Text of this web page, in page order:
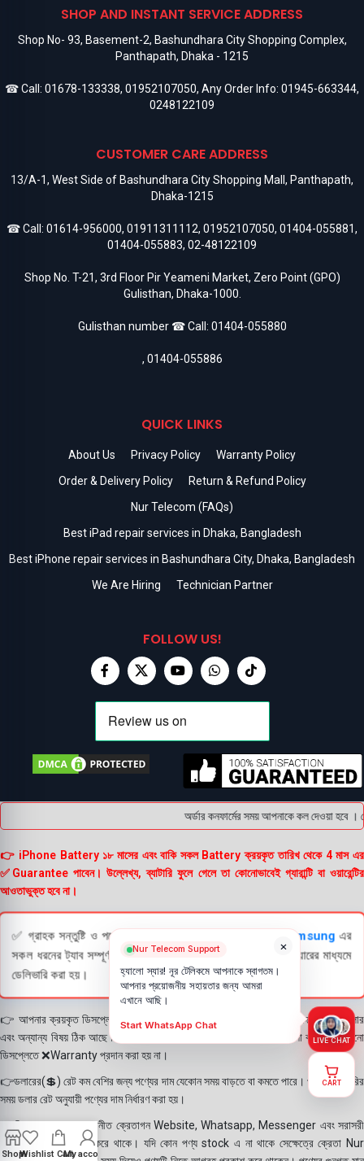
SHOP AND INSTANT SERVICE ADDRESS
Shop No- 93, Basement-2, Bashundhara City Shopping Complex,
Panthapath, Dhaka - 1215
☎ Call: 01678-133338, 01952107050, Any Order Info: 01945-663344,
0248122109
CUSTOMER CARE ADDRESS
13/A-1, West Side of Bashundhara City Shopping Mall, Panthapath,
Dhaka-1215
☎ Call: 01614-956000, 01911311112, 01952107050, 01404-055881,
01404-055883, 02-48122109
Shop No. T-21, 3rd Floor Pir Yeameni Market, Zero Point (GPO)
Gulisthan, Dhaka-1000.
Gulisthan number ☎ Call: 01404-055880
, 01404-055886
QUICK LINKS
About Us Privacy Policy
Warranty Policy
Order & Delivery Policy
Return & Refund Policy
Nur Telecom (FAQs)
Best iPad repair services in Dhaka, Bangladesh
Best iPhone repair services in Bashundhara City, Dhaka, Bangladesh
We Are Hiring
Technician Partner
FOLLOW US!
অর্ডার কনফার্মের সময় আপনাকে কল দেওয়া হবে
👉 iPhone Battery ১৮ মাসের এবং বাকি সকল Battery ক্রয়কৃত তারিখ থেকে 4 মাস এর
✅Guarantee পাবেন। উল্লেখ্য, ব্যাটারি ফুলে গেলে তা কোনোভাবেই গ্যারান্টি বা ওয়ারেন্টির
আওতাভুক্ত হবে না।
✅ গ্রাহক সন্তুষ্টি ও পণ্যের স্বচ্ছতা নিশ্চিত করতে Samsung এর
সকল ধরনের ট্যাব সম্পূর্ণরূপে যাচাই (Check) করার পরই বিক্রি ও কুরিয়ারের মাধ্যমে
ডেলিভারি করা হয়।
👉 আপনার ক্রয়কৃত ডিসপ্লে স্থায়ী ভাবে লাগানোর আগে মোবাইলে লাগিয়ে চেক করে নিবেন কালার
এবং অন্যান্য বিষয় ঠিক আছে কিনা। শতভাগ নিশ্চিত হয়ে পলি তুলবেন। পলি তোলা বা আঠা লাগানো
ডিসপ্লেতে ❌Warranty প্রদান করা হয় না।
👉ডলারের(💲) রেট কম বেশির জন্য পণ্যের দাম যেকোন সময় বাড়তে বা কমতে পারে। পণ্য ডেলিভারির
সময় ডলার রেট অনুযায়ী পণ্যের দাম নির্ধারণ করা হয়।
👉বিঃ দ্রঃ- আমাদের সম্মানীত ক্রেতাগন Website, Whatsapp, Messenger এবং সরাসরী
ফোন করে পণ্য Order করে থাকে। যদি কোন পণ্য stock এ না থাকে সেক্ষেত্রে ক্রেতা Nur
ShopWishlist CartMy account
×
Nur Telecom Support
হ্যালো স্যার! নূর টেলিকমে আপনাকে স্বাগতম।
আপনার প্রয়োজনীয় সহায়তার জন্য আমরা
এখানে আছি।
Start WhatsApp Chat
LIVE CHAT
CART